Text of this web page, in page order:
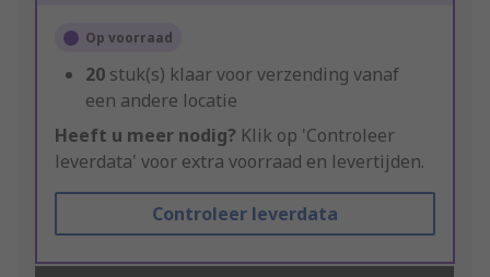
Op voorraad
20 stuk(s) klaar voor verzending vanaf
een andere locatie
Heeft u meer nodig? Klik op 'Controleer
leverdata' voor extra voorraad en levertijden.
Controleer leverdata